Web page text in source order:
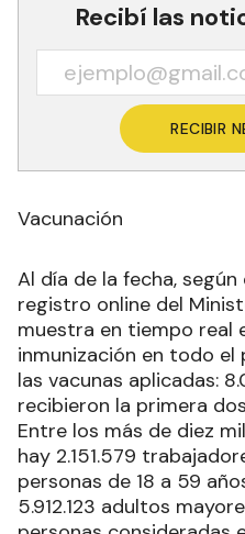
Recibí las
RECIBIR
Vacunación
Al día de la fecha,
registro online del
muestra en tiempo real
inmunización en todo el
las vacunas aplicadas:
recibieron la primera
Entre los más de diez
hay 2.151.579
personas de 18 a 59
5.912.123 adultos